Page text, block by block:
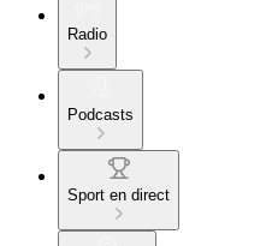
Radio
Podcasts
Sport en direct